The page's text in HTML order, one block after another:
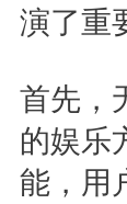
演了重
首先，
的娱乐
能，用